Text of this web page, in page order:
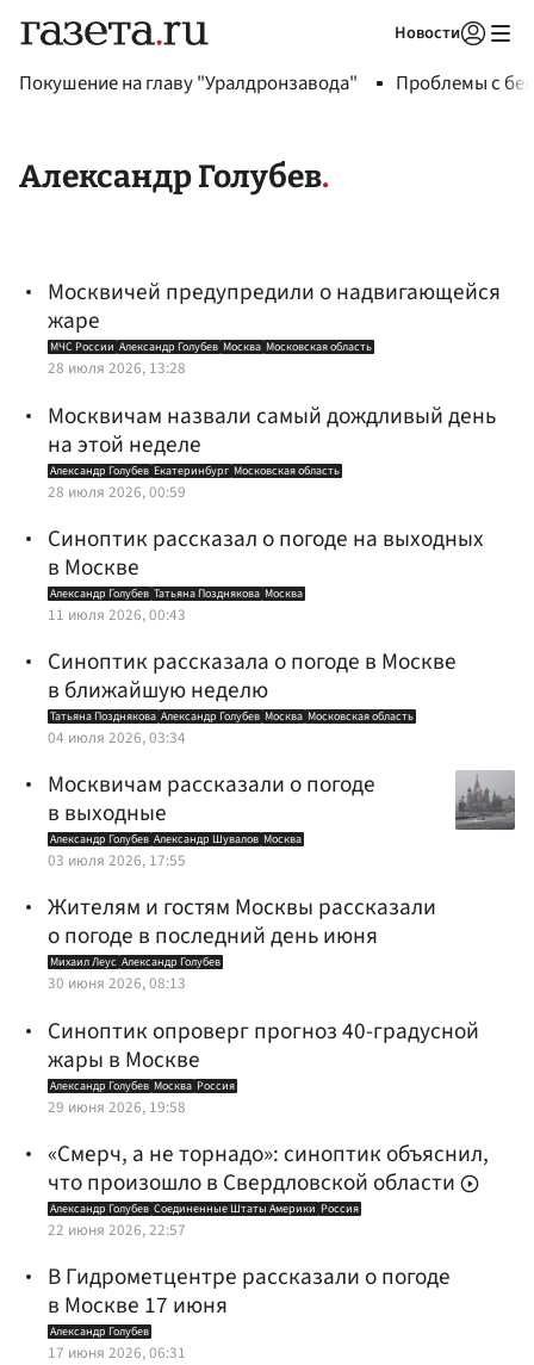
Новости
Покушение на главу "Уралдронзавода" Проблемы с
Александр Голубев
Москвичей предупредили о надвигающейся
жаре
МЧС России Александр Голубев Москва Московская область
28 июля 2026, 13:28
Москвичам назвали самый дождливый день
на этой неделе
Александр Голубев Екатеринбург Московская область
28 июля 2026, 00:59
Синоптик рассказал о погоде на выходных
в Москве
Александр Голубев Татьяна Позднякова Москва
11 июля 2026, 00:43
Синоптик рассказала о погоде в Москве
в ближайшую неделю
Татьяна Позднякова Александр Голубев Москва Московская область
04 июля 2026, 03:34
Москвичам рассказали о погоде
в выходные
Александр Голубев Александр Шувалов Москва
03 июля 2026, 17:55
Жителям и гостям Москвы рассказали
о погоде в последний день июня
Михаил Леус Александр Голубев
30 июня 2026, 08:13
Синоптик опроверг прогноз 40-градусной
жары в Москве
Александр Голубев Москва Россия
29 июня 2026, 19:58
«Смерч, а не торнадо»: синоптик объяснил,
что произошло в Свердловской области
Александр Голубев Соединенные Штаты Америки Россия
22 июня 2026, 22:57
В Гидрометцентре рассказали о погоде
в Москве 17 июня
Александр Голубев
17 июня 2026, 06:31